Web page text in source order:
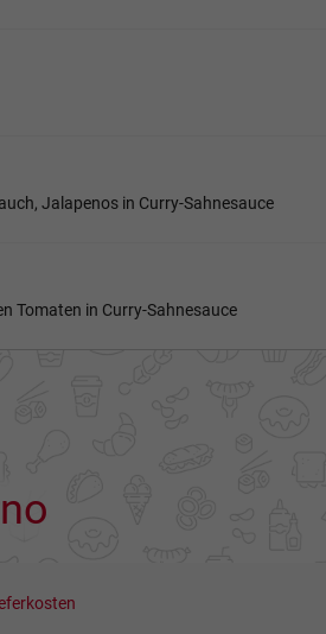
Jalapenos in Curry-Sahnesauce
Tomaten in Curry-Sahnesauce